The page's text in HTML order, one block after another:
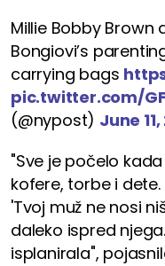
Millie Bobby
Bongiovi’s
carrying bags
pic.twitter.com/
(@nypost) June
"Sve je počelo
kofere, torbe i
'Tvoj muž ne nosi
daleko ispred
isplanirala",